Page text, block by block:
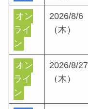
オン
ライ
ン
2026/8/6
（木）
オン
ライ
ン
2026/8/27
（木）